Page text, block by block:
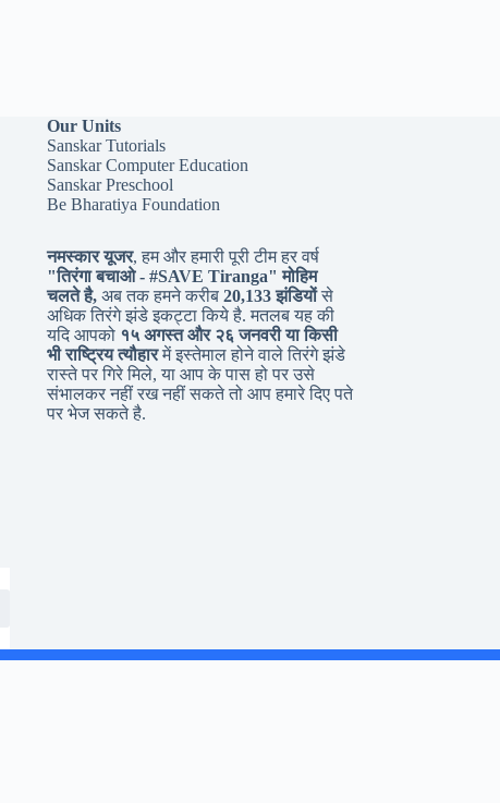
Our Units
Sanskar Tutorials
Sanskar Computer Education
Sanskar Preschool
Be Bharatiya Foundation
नमस्कार यूजर, हम और हमारी पूरी टीम हर वर्ष
"तिरंगा बचाओ - #SAVE Tiranga" मोहिम
चलते है,अब तक हमने करीब 20,133 झंडियोंसे
अधिक तिरंगे झंडे इकट्टा किये है. मतलब यह की
यदि आपको १५ अगस्त और २६ जनवरी या किसी
भी राष्ट्रिय त्यौहारमें इस्तेमाल होने वाले तिरंगे झंडे
रास्ते पर गिरे मिले, या आप के पास हो पर उसे
संभालकर नहीं रख नहीं सकते तो आप हमारे दिए पते
पर भेज सकते है.